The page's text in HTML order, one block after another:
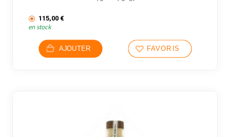
115,00 €
en stock
AJOUTER FAVORIS